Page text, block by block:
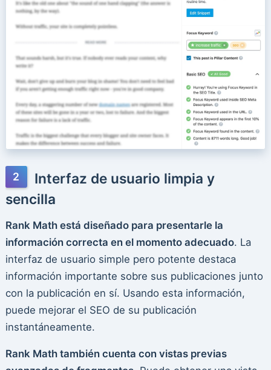
Interfaz de usuario limpia y
sencilla
Rank Math está diseñado para presentarle la
información correcta en el momento adecuado. La
interfaz de usuario simple pero potente destaca
información importante sobre sus publicaciones junto
con la publicación en sí. Usando esta información,
puede mejorar el SEO de su publicación
instantáneamente.
Rank Math también cuenta con vistas previas